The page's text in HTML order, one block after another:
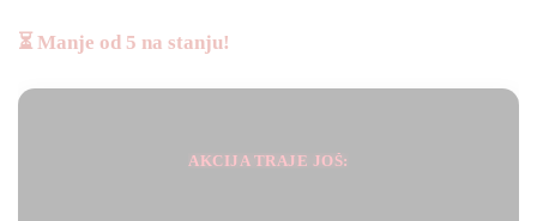
4.44od
ukupno 5 (
⏳ Manje od 5 na stanju!
AKCIJA TRAJE JOŠ: